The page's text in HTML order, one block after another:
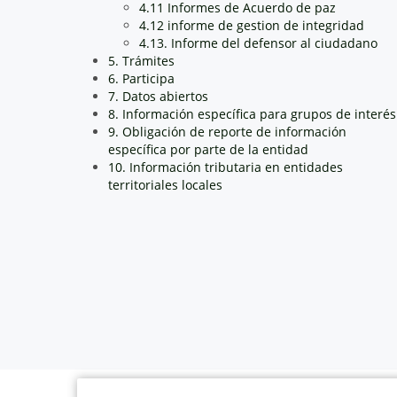
4.11 Informes de Acuerdo de paz
4.12 informe de gestion de integridad
4.13. Informe del defensor al ciudadano
5. Trámites
6. Participa
7. Datos abiertos
8. Información específica para grupos de interés
9. Obligación de reporte de información
específica por parte de la entidad
10. Información tributaria en entidades
territoriales locales